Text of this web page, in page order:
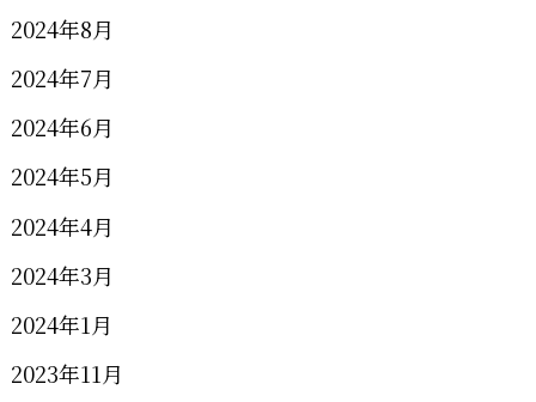
2024年8月
2024年7月
2024年6月
2024年5月
2024年4月
2024年3月
2024年1月
2023年11月